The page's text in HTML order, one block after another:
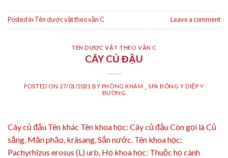
Posted in Tên dược vật theo vần C Leave a comment
TÊN DƯỢC VẬT THEO VẦN C
CÂY CỦ ĐẬU
POSTED ON 27/01/2021 BY PHÒNG KHÁM _ SPA ĐÔNG Y DIỆP Y
ĐƯỜNG
Cây củ đậu Tên khác Tên khoa học: Cây củ đậu Còn gọi là Củ
sắng, Măn phăo, krâsang, Sắn nước. Tên khoa học:
Pachyrhizus erosus (L) urb, Họ khoa học: Thuộc họ cánh